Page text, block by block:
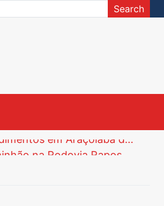
Search
Menina de 8 Anos Morre na UPH da Zona Leste de Sorocaba Após Passar por Dois Atendimentos em Araçoiaba da Serra